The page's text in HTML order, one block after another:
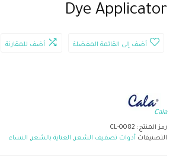
Dye Applicator
أضف إلى القائمة المفضلة أضف للمقارنة
Cala
رمز المنتج: CL-0082
التصنيفات أدوات تصفيف الشعر, العناية بالشعر, النساء